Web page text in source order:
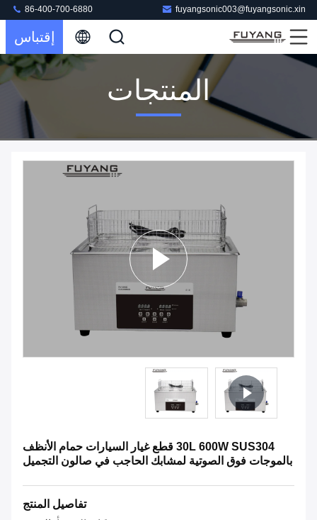
fuyangsonic003@fuyangsonic.xin
86-400-700-6880
إقتباس
المنتجات
30L 600W SUS304 قطع غيار السيارات حمام الأنظف
بالموجات فوق الصوتية لمشابك الحاجب في صالون التجميل
تفاصيل المنتج